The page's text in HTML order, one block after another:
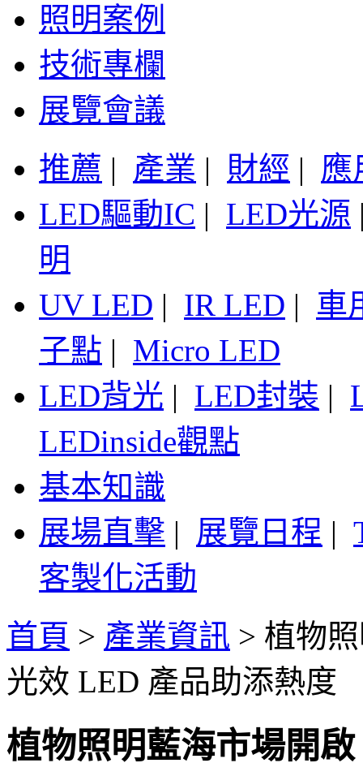
照明案例
技術專欄
展覽會議
推薦 | 產業 | 財經 | 應
LED驅動IC | LED光源
明
UV LED | IR LED | 車
子點 | Micro LED
LED背光 | LED封裝 |
LEDinside觀點
基本知識
展場直擊 | 展覽日程 |
客製化活動
首頁 > 產業資訊 > 植物
光效 LED 產品助添熱度
植物照明藍海市場開